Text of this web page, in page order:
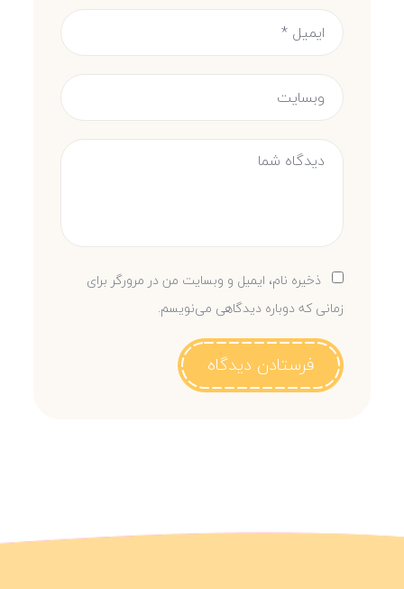
ذخیره نام، ایمیل و وبسایت من در مرورگر برای
زمانی که دوباره دیدگاهی می‌نویسم.